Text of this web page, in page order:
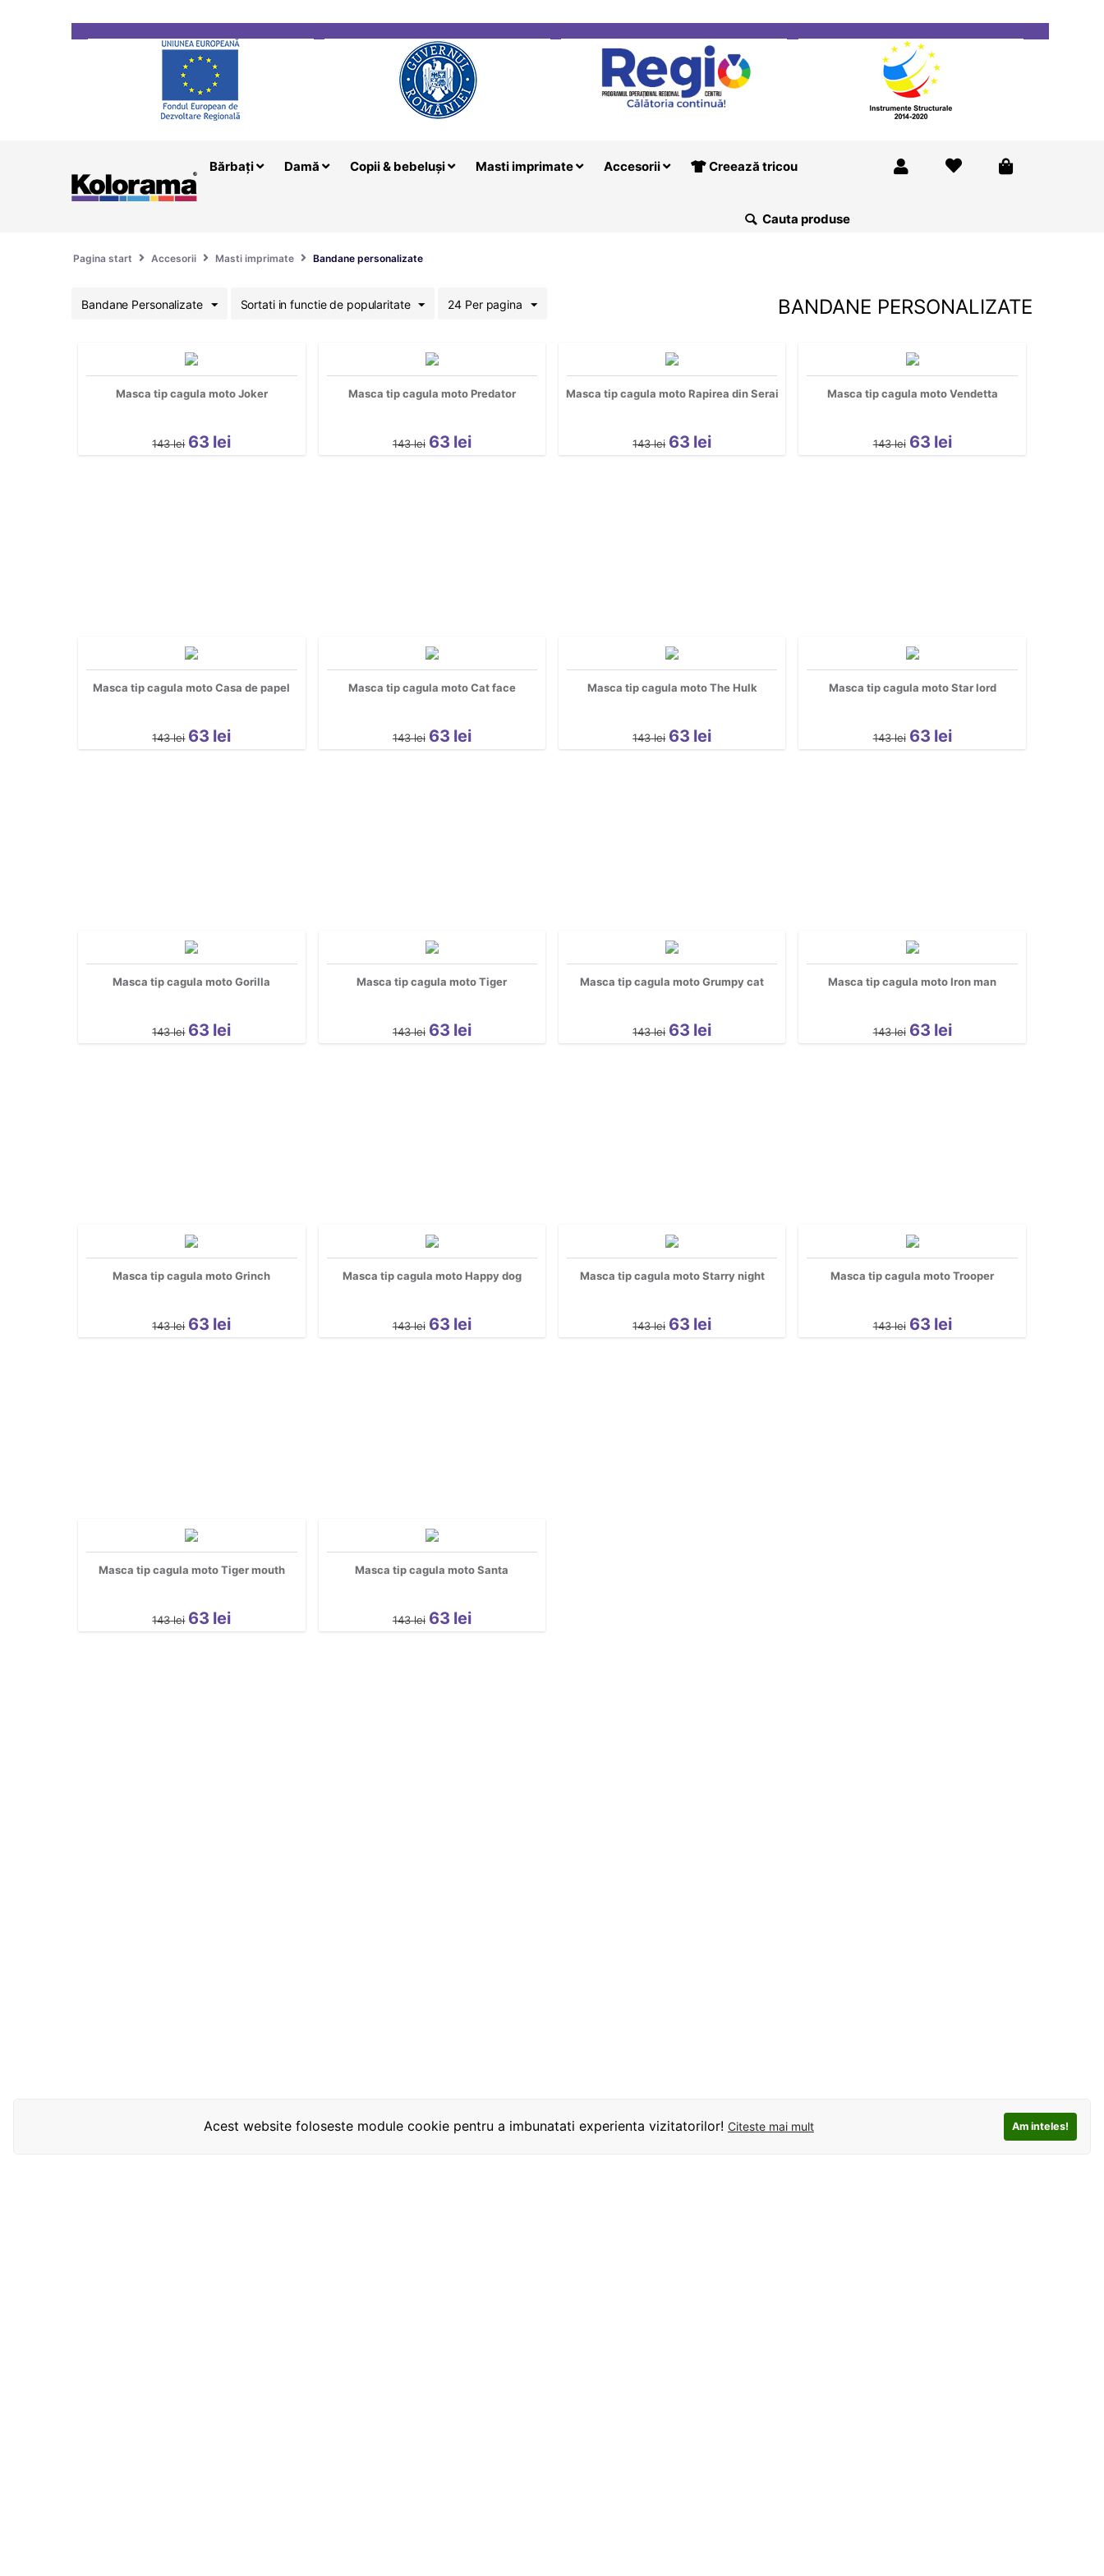
Acest website foloseste module cookie pentru a imbunatati experienta vizitatorilor! Citeste mai mult Am inteles!
Bărbați Damă Copii & bebeluși Masti imprimate Accesorii Creează tricou
Pagina start Accesorii Masti imprimate Bandane personalizate
BANDANE PERSONALIZATE
Bandane Personalizate Sortati in functie de popularitate 24 Per pagina
Masca tip cagula moto Joker
143 lei 63 lei
Masca tip cagula moto Predator
143 lei 63 lei
Masca tip cagula moto Rapirea din Serai
143 lei 63 lei
Masca tip cagula moto Vendetta
143 lei 63 lei
Masca tip cagula moto Casa de papel
143 lei 63 lei
Masca tip cagula moto Cat face
143 lei 63 lei
Masca tip cagula moto The Hulk
143 lei 63 lei
Masca tip cagula moto Star lord
143 lei 63 lei
Masca tip cagula moto Gorilla
143 lei 63 lei
Masca tip cagula moto Tiger
143 lei 63 lei
Masca tip cagula moto Grumpy cat
143 lei 63 lei
Masca tip cagula moto Iron man
143 lei 63 lei
Masca tip cagula moto Grinch
143 lei 63 lei
Masca tip cagula moto Happy dog
143 lei 63 lei
Masca tip cagula moto Starry night
143 lei 63 lei
Masca tip cagula moto Trooper
143 lei 63 lei
Masca tip cagula moto Tiger mouth
143 lei 63 lei
Masca tip cagula moto Santa
143 lei 63 lei